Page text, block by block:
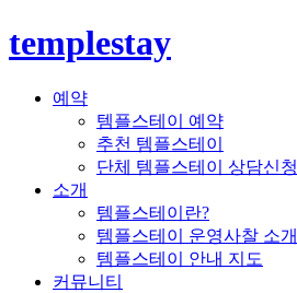
templestay
예약
템플스테이 예약
추천 템플스테이
단체 템플스테이 상담신청
소개
템플스테이란?
템플스테이 운영사찰 소개
템플스테이 안내 지도
커뮤니티